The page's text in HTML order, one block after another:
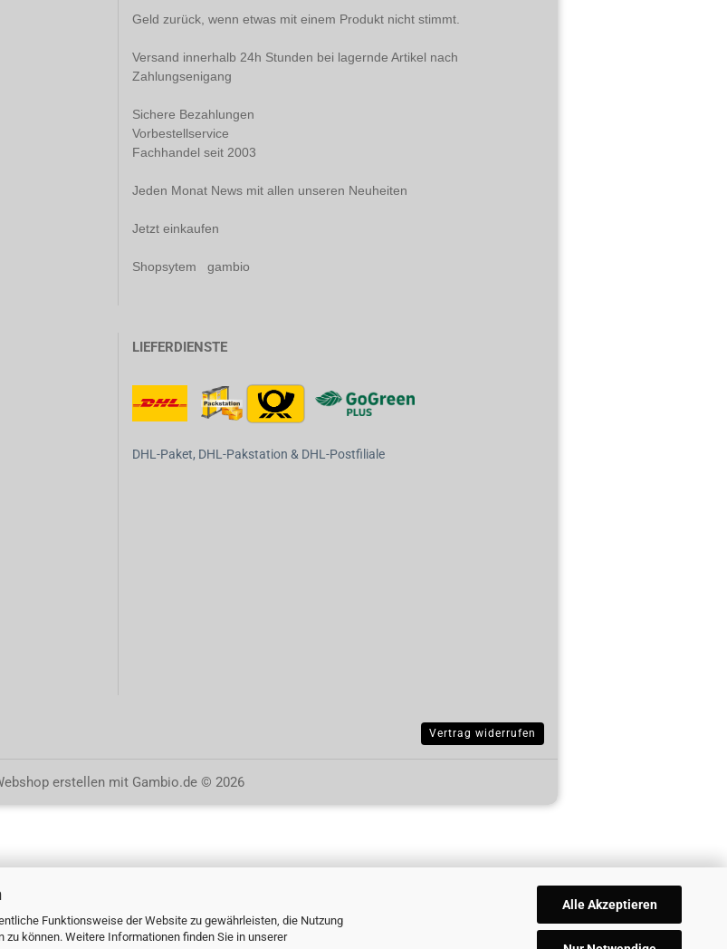
Funktionsweise der Website zu gewährleisten, die Nutzung
können. Weitere Informationen finden Sie in unserer
Alle Akzeptieren
Geld zurück, wenn etwas mit einem Produkt nicht stimmt.
Versand innerhalb 24h Stunden bei lagernde Artikel nach
Zahlungsenigang
Sichere Bezahlungen
Vorbestellservice
Fachhandel seit 2003
Jeden Monat News mit allen unseren Neuheiten
Jetzt einkaufen
Shopsytem gambio
LIEFERDIENSTE
DHL-Paket, DHL-Pakstation & DHL-Postfiliale
Vertrag widerrufen
erstellen mit Gambio.de © 2026